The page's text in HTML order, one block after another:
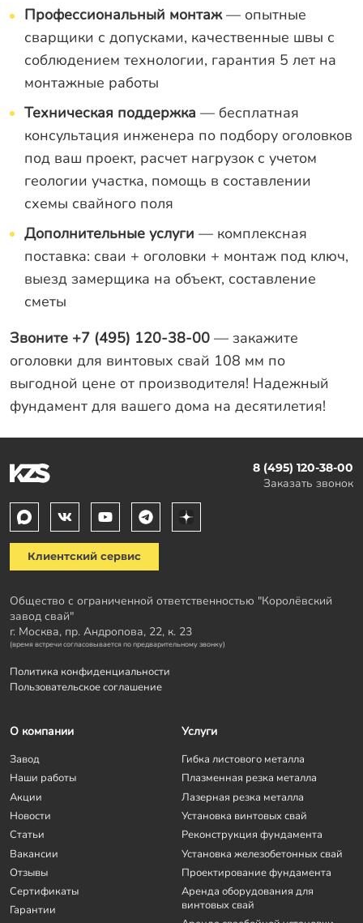
Профессиональный монтаж— опытные
сварщики с допусками, качественные швы с
соблюдением технологии, гарантия 5 лет на
монтажные работы
Техническая поддержка — бесплатная
консультация инженера по подбору оголовков
под ваш проект, расчет нагрузок с учетом
геологии участка, помощь в составлении
схемы свайного поля
Дополнительные услуги — комплексная
поставка: сваи + оголовки + монтаж под ключ,
выезд замерщика на объект, составление
сметы
Звоните +7 (495) 120-38-00 — закажите
оголовки для винтовых свай 108 мм по
выгодной цене от производителя! Надежный
фундамент для вашего дома на десятилетия!
8 (495) 120-38-00
Заказать звонок
Клиентский сервис
Общество с ограниченной ответственностью "Королёвский
завод свай"
г. Москва, пр. Андропова, 22, к. 23
(время встречи согласовывается по предварительному звонку)
Политика конфиденциальности
Пользовательское соглашение
О компании
Завод
Наши работы
Акции
Новости
Статьи
Вакансии
Отзывы
Сертификаты
Гарантии
Услуги
Гибка листового металла
Плазменная резка металла
Лазерная резка металла
Установка винтовых свай
Реконструкция фундамента
Установка железобетонных свай
Проектирование фундамента
Аренда оборудования для
винтовых свай